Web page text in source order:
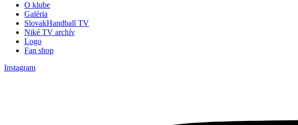
O klube
Galéria
SlovakHandball TV
Niké TV archív
Logo
Fan shop
Instagram